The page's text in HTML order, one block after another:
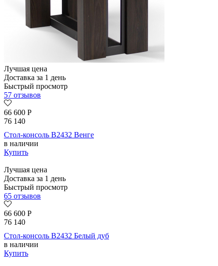
Лучшая цена
Доставка за 1 день
Быстрый просмотр
57 отзывов
66 600 Р
76 140
Стол-консоль B2432 Венге
в наличии
Купить
Лучшая цена
Доставка за 1 день
Быстрый просмотр
65 отзывов
66 600 Р
76 140
Стол-консоль B2432 Белый дуб
в наличии
Купить